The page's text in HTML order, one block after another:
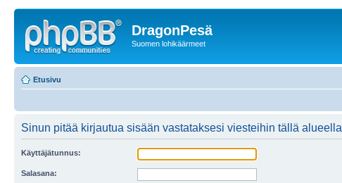
DragonPesä
Suomen lohikäärmeet
Etusivu
Sinun pitää kirjautua sisään vastataksesi viesteihin tällä alueella
Käyttäjätunnus:
Salasana: